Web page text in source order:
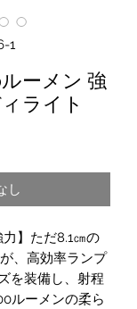
1
ーメン 強
ライト
し
力】ただ8.1㎝の
、高効率ランプ
を装備し、射程
ルーメンの柔ら